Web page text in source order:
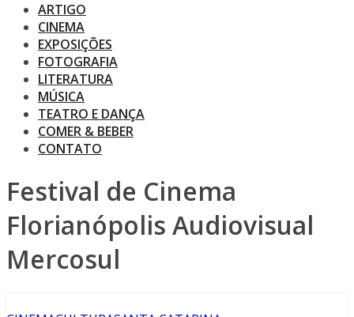
ARTIGO
CINEMA
EXPOSIÇÕES
FOTOGRAFIA
LITERATURA
MÚSICA
TEATRO E DANÇA
COMER & BEBER
CONTATO
Festival de Cinema
Florianópolis Audiovisual
Mercosul